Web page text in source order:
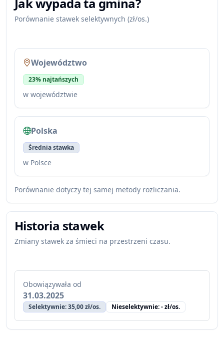
Porównanie stawek selektywnych (zł/os.)
Województwo
23% najtańszych
w województwie
Polska
Średnia stawka
w Polsce
Porównanie dotyczy tej samej metody rozliczania.
Historia stawek
Zmiany stawek za śmieci na przestrzeni czasu.
Obowiązywała od
31.03.2025
Selektywnie: 35,00 zł/os. Nieselektywnie: - zł/os.